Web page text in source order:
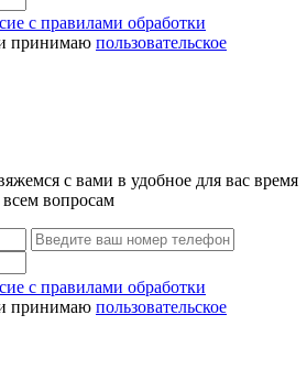
с правилами обработки
принимаю пользовательское
с вами в удобное для вас время
вопросам
с правилами обработки
принимаю пользовательское